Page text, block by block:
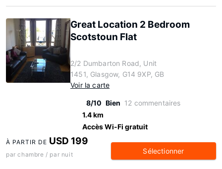
Great Location 2 Bedroom
Scotstoun Flat
2/2 Dumbarton Road, Unit
1451, Glasgow, G14 9XP, GB
Voir la carte
8/10 Bien 12 commentaires
1.4 km
Accès Wi-Fi gratuit
À PARTIR DE USD 199
par chambre / par nuit Sélectionner